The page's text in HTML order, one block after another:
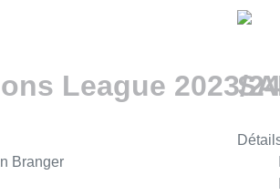
League 2023/
Branger